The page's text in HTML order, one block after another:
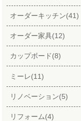
オーダーキッチン(41)
オーダー家具(12)
カップボード(8)
ミーレ(11)
リノベーション(5)
リフォーム(4)